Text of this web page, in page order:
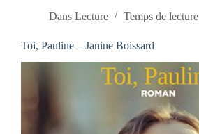
Dans Lecture Temps de lecture
Toi, Pauline – Janine Boissard